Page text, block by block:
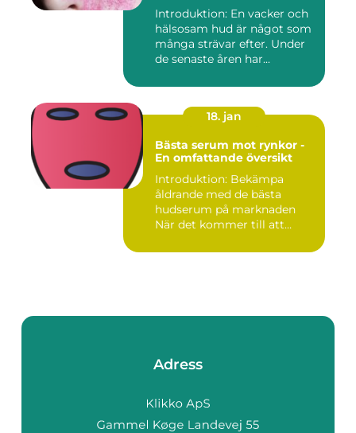
Introduktion: En vacker och
hälsosam hud är något som
många strävar efter. Under
de senaste åren har...
18. jan
Bästa serum mot rynkor -
En omfattande översikt
Introduktion: Bekämpa
åldrande med de bästa
hudserum på marknaden
När det kommer till att
Adress